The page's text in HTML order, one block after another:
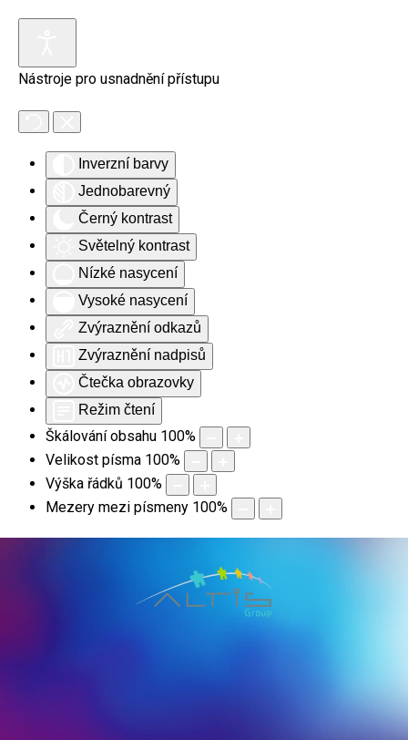
Nástroje pro usnadnění přístupu
Inverzní barvy
Jednobarevný
Černý kontrast
Světelný kontrast
Nízké nasycení
Vysoké nasycení
Zvýraznění odkazů
Zvýraznění nadpisů
Čtečka obrazovky
Režim čtení
Škálování obsahu 100%
Velikost písma 100%
Výška řádků 100%
Mezery mezi písmeny 100%